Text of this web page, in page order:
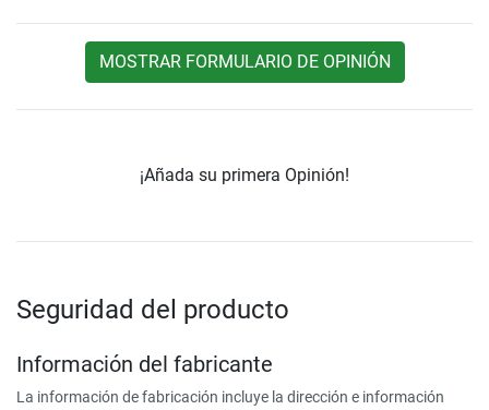
MOSTRAR FORMULARIO DE OPINIÓN
¡Añada su primera Opinión!
Seguridad del producto
Información del fabricante
La información de fabricación incluye la dirección e información